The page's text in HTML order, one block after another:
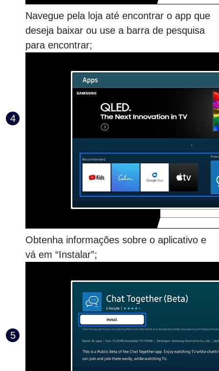
Navegue pela loja até encontrar o app que
deseja baixar ou use a barra de pesquisa
para encontrar;
Obtenha informações sobre o aplicativo e
vá em “Instalar”;